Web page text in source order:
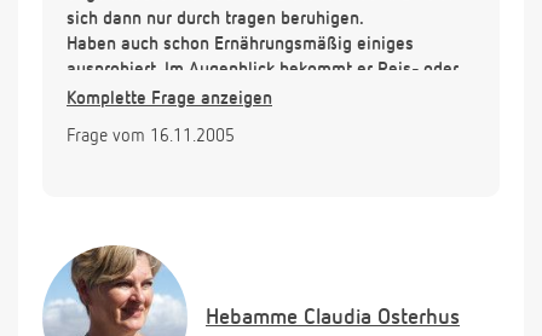
sich dann nur durch tragen beruhigen.
Haben auch schon Ernährungsmäßig einiges
ausprobiert. Im Augenblick bekommt er Reis- oder
Hirsebrei nicht mit Milch zubereitet, Gemüsebrei
Haben Sie villeicht einen Tipp für uns? Liegt es an
Komplette Frage anzeigen
Frage vom 16.11.2005
Hebamme Claudia Osterhus